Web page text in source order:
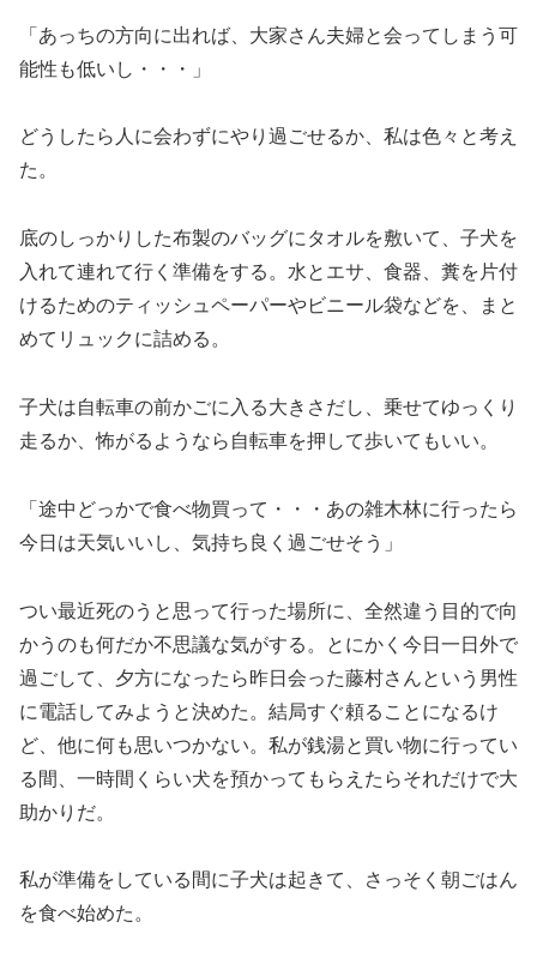
「あっちの方向に出れば、大家さん夫婦と会ってしまう可
能性も低いし・・・」
どうしたら人に会わずにやり過ごせるか、私は色々と考え
た。
底のしっかりした布製のバッグにタオルを敷いて、子犬を
入れて連れて行く準備をする。水とエサ、食器、糞を片付
けるためのティッシュペーパーやビニール袋などを、まと
めてリュックに詰める。
子犬は自転車の前かごに入る大きさだし、乗せてゆっくり
走るか、怖がるようなら自転車を押して歩いてもいい。
「途中どっかで食べ物買って・・・あの雑木林に行ったら
今日は天気いいし、気持ち良く過ごせそう」
つい最近死のうと思って行った場所に、全然違う目的で向
かうのも何だか不思議な気がする。とにかく今日一日外で
過ごして、夕方になったら昨日会った藤村さんという男性
に電話してみようと決めた。結局すぐ頼ることになるけ
ど、他に何も思いつかない。私が銭湯と買い物に行ってい
る間、一時間くらい犬を預かってもらえたらそれだけで大
助かりだ。
私が準備をしている間に子犬は起きて、さっそく朝ごはん
を食べ始めた。